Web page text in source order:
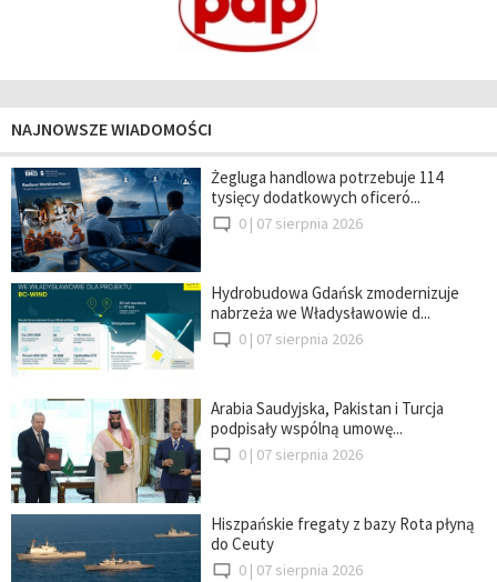
NAJNOWSZE WIADOMOŚCI
Żegluga handlowa potrzebuje 114
tysięcy dodatkowych oficeró...
0 | 07 sierpnia 2026
Hydrobudowa Gdańsk zmodernizuje
nabrzeża we Władysławowie d...
0 | 07 sierpnia 2026
Arabia Saudyjska, Pakistan i Turcja
podpisały wspólną umowę...
0 | 07 sierpnia 2026
Hiszpańskie fregaty z bazy Rota płyną
do Ceuty
0 | 07 sierpnia 2026